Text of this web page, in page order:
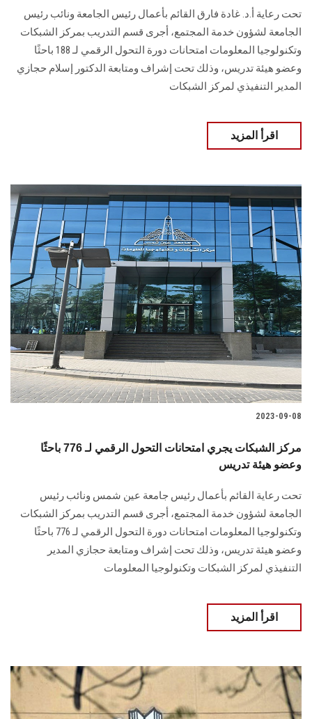
تحت رعاية أ.د. غادة فارق القائم بأعمال رئيس الجامعة ونائب رئيس
الجامعة لشؤون خدمة المجتمع، أجرى قسم التدريب بمركز الشبكات
وتكنولوجيا المعلومات امتحانات دورة التحول الرقمي لـ 188 باحثًا
وعضو هيئة تدريس، وذلك تحت إشراف ومتابعة الدكتور إسلام حجازي
المدير التنفيذي لمركز الشبكات
اقرأ المزيد
2023-09-08
مركز الشبكات يجري امتحانات التحول الرقمي لـ 776 باحثًا
وعضو هيئة تدريس
تحت رعاية القائم بأعمال رئيس جامعة عين شمس ونائب رئيس
الجامعة لشؤون خدمة المجتمع، أجرى قسم التدريب بمركز الشبكات
وتكنولوجيا المعلومات امتحانات دورة التحول الرقمي لـ 776 باحثًا
وعضو هيئة تدريس، وذلك تحت إشراف ومتابعة حجازي المدير
التنفيذي لمركز الشبكات وتكنولوجيا المعلومات
اقرأ المزيد